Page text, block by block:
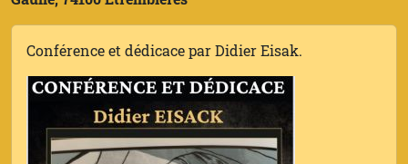
Conférence et dédicace par Didier Eisak.